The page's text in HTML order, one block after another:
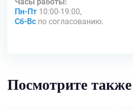
Пн-Пт 10:00-19:00,
Сб-Вс по согласованию.
Посмотрите также